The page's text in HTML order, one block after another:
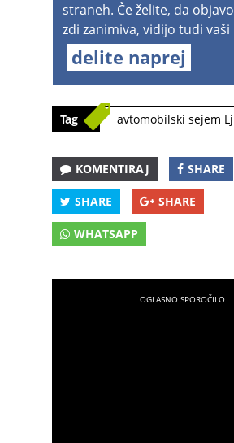
straneh. Če želite, da
zdi zanimiva, vidijo tudi
delite naprej
Tag avtomobilski sejem
KOMENTIRAJ SHARE
SHARE SHARE
WHATSAPP